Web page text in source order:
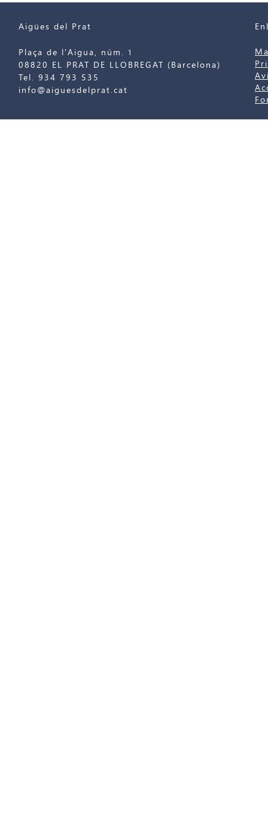
Aigües del Prat
Plaça de l'Aigua, núm. 1
08820 EL PRAT DE LLOBREGAT (Barcelona)
Tel. 934 793 535
info@aiguesdelprat.cat